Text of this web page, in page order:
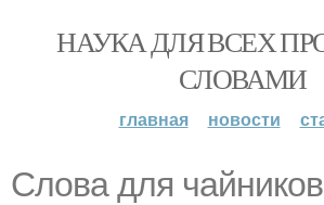
НАУКА ДЛЯ ВСЕХ
СЛОВАМИ
главная новости
Слова для чайников